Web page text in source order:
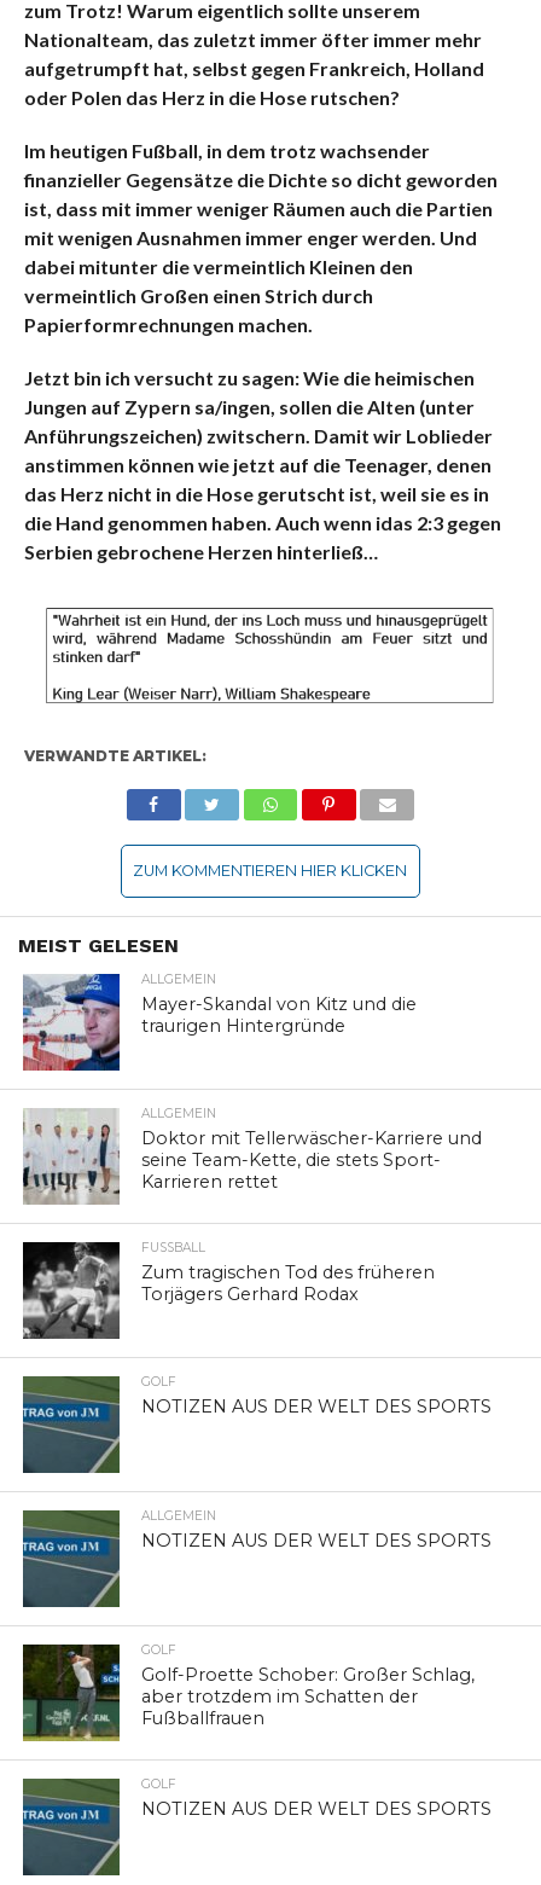
zum Trotz! Warum eigentlich sollte unserem
Nationalteam, das zuletzt immer öfter immer mehr
aufgetrumpft hat, selbst gegen Frankreich, Holland
oder Polen das Herz in die Hose rutschen?
Im heutigen Fußball, in dem trotz wachsender
finanzieller Gegensätze die Dichte so dicht geworden
ist, dass mit immer weniger Räumen auch die Partien
mit wenigen Ausnahmen immer enger werden. Und
dabei mitunter die vermeintlich Kleinen den
vermeintlich Großen einen Strich durch
Papierformrechnungen machen.
Jetzt bin ich versucht zu sagen: Wie die heimischen
Jungen auf Zypern sa/ingen, sollen die Alten (unter
Anführungszeichen) zwitschern. Damit wir Loblieder
anstimmen können wie jetzt auf die Teenager, denen
das Herz nicht in die Hose gerutscht ist, weil sie es in
die Hand genommen haben. Auch wenn idas 2:3 gegen
Serbien gebrochene Herzen hinterließ…
VERWANDTE ARTIKEL:
ZUM KOMMENTIEREN HIER KLICKEN
MEIST GELESEN
ALLGEMEIN
Mayer-Skandal von Kitz und die
traurigen Hintergründe
ALLGEMEIN
Doktor mit Tellerwäscher-Karriere und
seine Team-Kette, die stets Sport-
Karrieren rettet
FUSSBALL
Zum tragischen Tod des früheren
Torjägers Gerhard Rodax
GOLF
NOTIZEN AUS DER WELT DES SPORTS
ALLGEMEIN
NOTIZEN AUS DER WELT DES SPORTS
GOLF
Golf-Proette Schober: Großer Schlag,
aber trotzdem im Schatten der
Fußballfrauen
GOLF
NOTIZEN AUS DER WELT DES SPORTS